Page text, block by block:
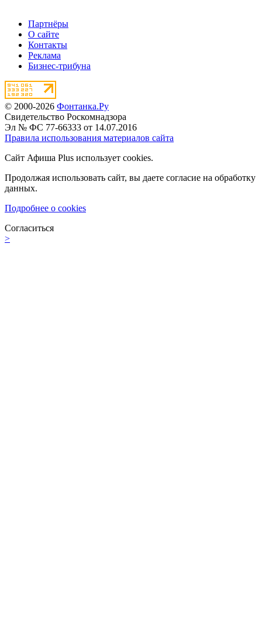
Партнёры
О сайте
Контакты
Реклама
Бизнес-трибуна
© 2000-2026 Фонтанка.Ру
Свидетельство Роскомнадзора
Эл № ФС 77-66333 от 14.07.2016
Правила использования материалов сайта
Сайт Афиша Plus использует cookies.
Продолжая использовать сайт, вы даете согласие на обработку
данных.
Подробнее о cookies
Согласиться
>